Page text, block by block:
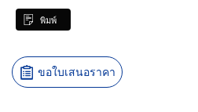
พิมพ์
ขอใบเสนอราคา